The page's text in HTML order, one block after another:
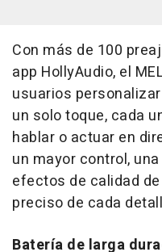
Con más de 100
app HollyAudio, el
usuarios
un solo toque, cada
hablar o actuar en
un mayor control,
efectos de calidad
preciso de cada
Batería de larga